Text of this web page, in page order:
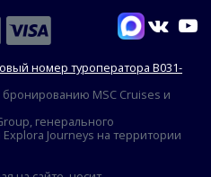
номер туроператора В031-
MSC Cruises и
генерального
Journeys на территории